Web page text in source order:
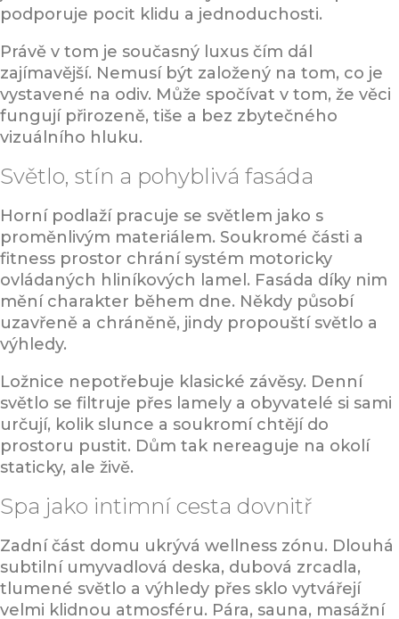
podporuje pocit klidu a jednoduchosti.
Právě v tom je současný luxus čím dál
zajímavější. Nemusí být založený na tom, co je
vystavené na odiv. Může spočívat v tom, že věci
fungují přirozeně, tiše a bez zbytečného
vizuálního hluku.
Světlo, stín a pohyblivá fasáda
Horní podlaží pracuje se světlem jako s
proměnlivým materiálem. Soukromé části a
fitness prostor chrání systém motoricky
ovládaných hliníkových lamel. Fasáda díky nim
mění charakter během dne. Někdy působí
uzavřeně a chráněně, jindy propouští světlo a
výhledy.
Ložnice nepotřebuje klasické závěsy. Denní
světlo se filtruje přes lamely a obyvatelé si sami
určují, kolik slunce a soukromí chtějí do
prostoru pustit. Dům tak nereaguje na okolí
staticky, ale živě.
Spa jako intimní cesta dovnitř
Zadní část domu ukrývá wellness zónu. Dlouhá
subtilní umyvadlová deska, dubová zrcadla,
tlumené světlo a výhledy přes sklo vytvářejí
velmi klidnou atmosféru. Pára, sauna, masážní